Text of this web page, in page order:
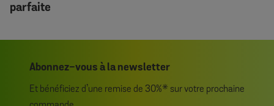
parfaite
Abonnez-vous à la newsletter
Et bénéficiez d’une remise de 30%* sur votre prochaine